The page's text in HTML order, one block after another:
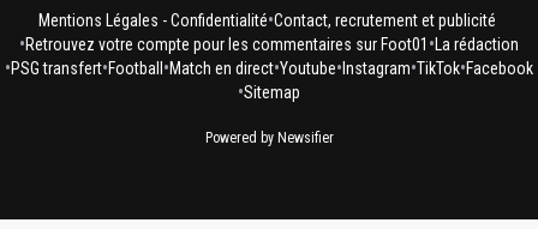
Mentions Légales - Confidentialité•Contact, recrutement et publicité
•Retrouvez votre compte pour les commentaires sur Foot01 • La rédaction
•PSG transfert•Football •Match en direct•Youtube• Instagram•TikTok•Facebook
•Sitemap
Powered by Newsifier